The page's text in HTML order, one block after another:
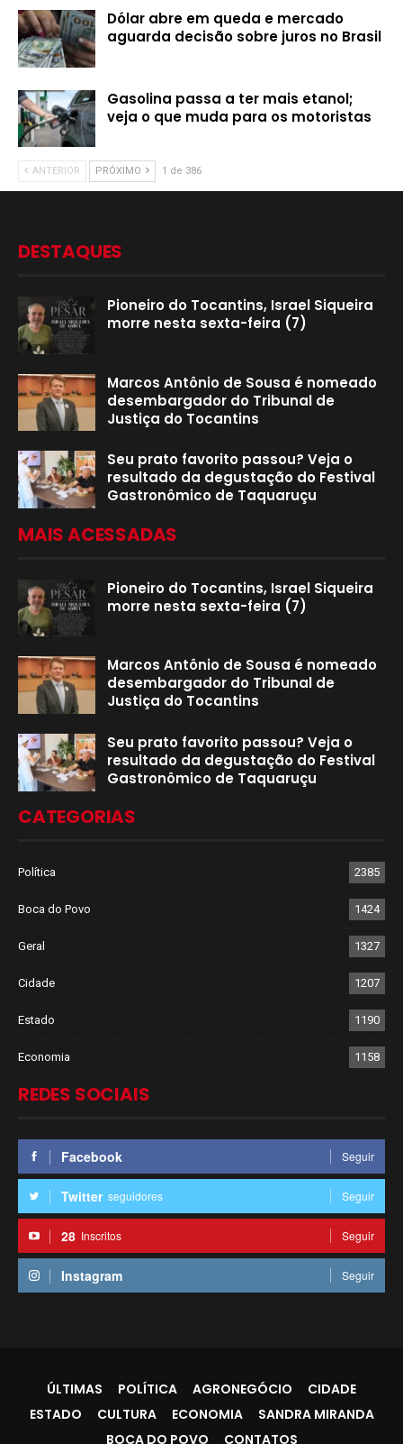
Dólar abre em queda e mercado
aguarda decisão sobre juros no Brasil
Gasolina passa a ter mais etanol;
veja o que muda para os motoristas
ANTERIOR PRÓXIMO 1 de 386
DESTAQUES
Pioneiro do Tocantins, Israel Siqueira
morre nesta sexta-feira (7)
Marcos Antônio de Sousa é nomeado
desembargador do Tribunal de
Justiça do Tocantins
Seu prato favorito passou? Veja o
resultado da degustação do Festival
Gastronômico de Taquaruçu
MAIS ACESSADAS
Pioneiro do Tocantins, Israel Siqueira
morre nesta sexta-feira (7)
Marcos Antônio de Sousa é nomeado
desembargador do Tribunal de
Justiça do Tocantins
Seu prato favorito passou? Veja o
resultado da degustação do Festival
Gastronômico de Taquaruçu
CATEGORIAS
Política 2385
Boca do Povo 1424
Geral 1327
Cidade 1207
Estado 1190
Economia 1158
REDES SOCIAIS
Facebook Seguir
Twitter seguidores Seguir
28 Inscritos Seguir
Instagram Seguir
ÚLTIMAS POLÍTICA AGRONEGÓCIO
CIDADE
ESTADO
CULTURA ECONOMIA
SANDRA MIRANDA
BOCA DO POVO
CONTATOS